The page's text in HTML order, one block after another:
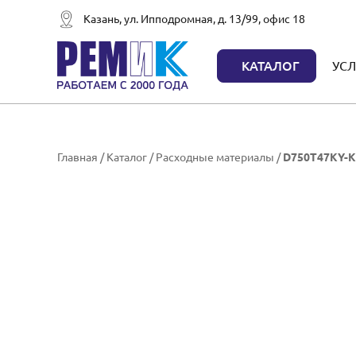
Казань, ул. Ипподромная, д. 13/99, офис 18
КАТАЛОГ
Главная /Каталог /Расходные материалы /